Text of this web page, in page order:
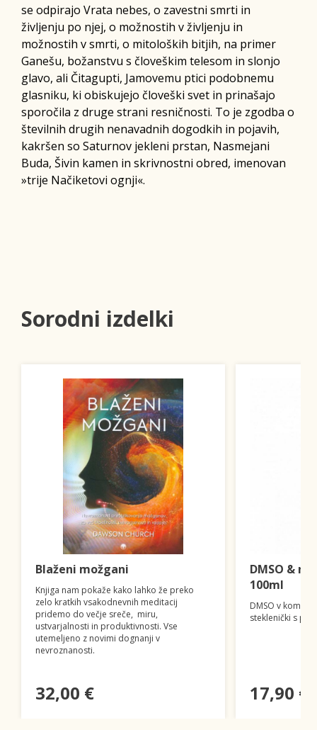
se odpirajo Vrata nebes, o zavestni smrti in
življenju po njej, o možnostih v življenju in
možnostih v smrti, o mitoloških bitjih, na primer
Ganešu, božanstvu s človeškim telesom in slonjo
glavo, ali Čitagupti, Jamovemu ptici podobnemu
glasniku, ki obiskujejo človeški svet in prinašajo
sporočila z druge strani resničnosti. To je zgodba o
številnih drugih nenavadnih dogodkih in pojavih,
kakršen so Saturnov jekleni prstan, Nasmejani
Buda, Šivin kamen in skrivnostni obred, imenovan
»trije Načiketovi ognji«.
Sorodni izdelki
Blaženi možgani
Knjiga nam pokaže kako lahko že preko
zelo kratkih vsakodnevnih meditacij
pridemo do večje sreče, miru,
ustvarjalnosti in produktivnosti. Vse
utemeljeno z novimi dognanji v
nevroznanosti.
32,00 €
DMSO &
100ml
DMSO v
steklenički s
17,90 €